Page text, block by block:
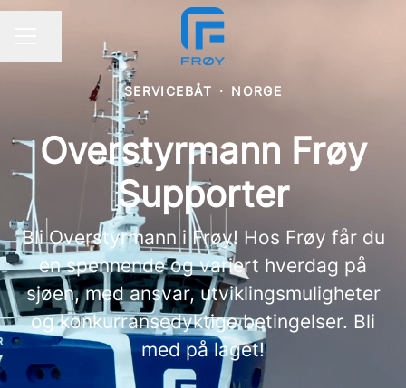
KARRIEREMENY
SERVICEBÅT · NORGE
Overstyrmann Frøy
Supporter
Bli Overstyrmann i Frøy! Hos Frøy får du
en spennende og variert hverdag på
sjøen, med ansvar, utviklingsmuligheter
og konkurransedyktige betingelser. Bli
med på laget!